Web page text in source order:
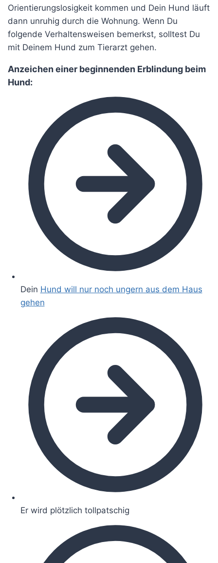
Orientierungslosigkeit kommen und Dein Hund läuft
dann unruhig durch die Wohnung. Wenn Du
folgende Verhaltensweisen bemerkst, solltest Du
mit Deinem Hund zum Tierarzt gehen.
Anzeichen einer beginnenden Erblindung beim
Hund:
Dein Hund will nur noch ungern aus dem Haus
gehen
Er wird plötzlich tollpatschig